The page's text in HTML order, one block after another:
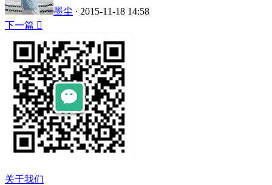
墨尘 · 2015-11-18 14:58
下一篇 
关于我们